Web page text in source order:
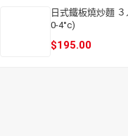
日式鐵板燒炒麵
0-4°c)
$195.00